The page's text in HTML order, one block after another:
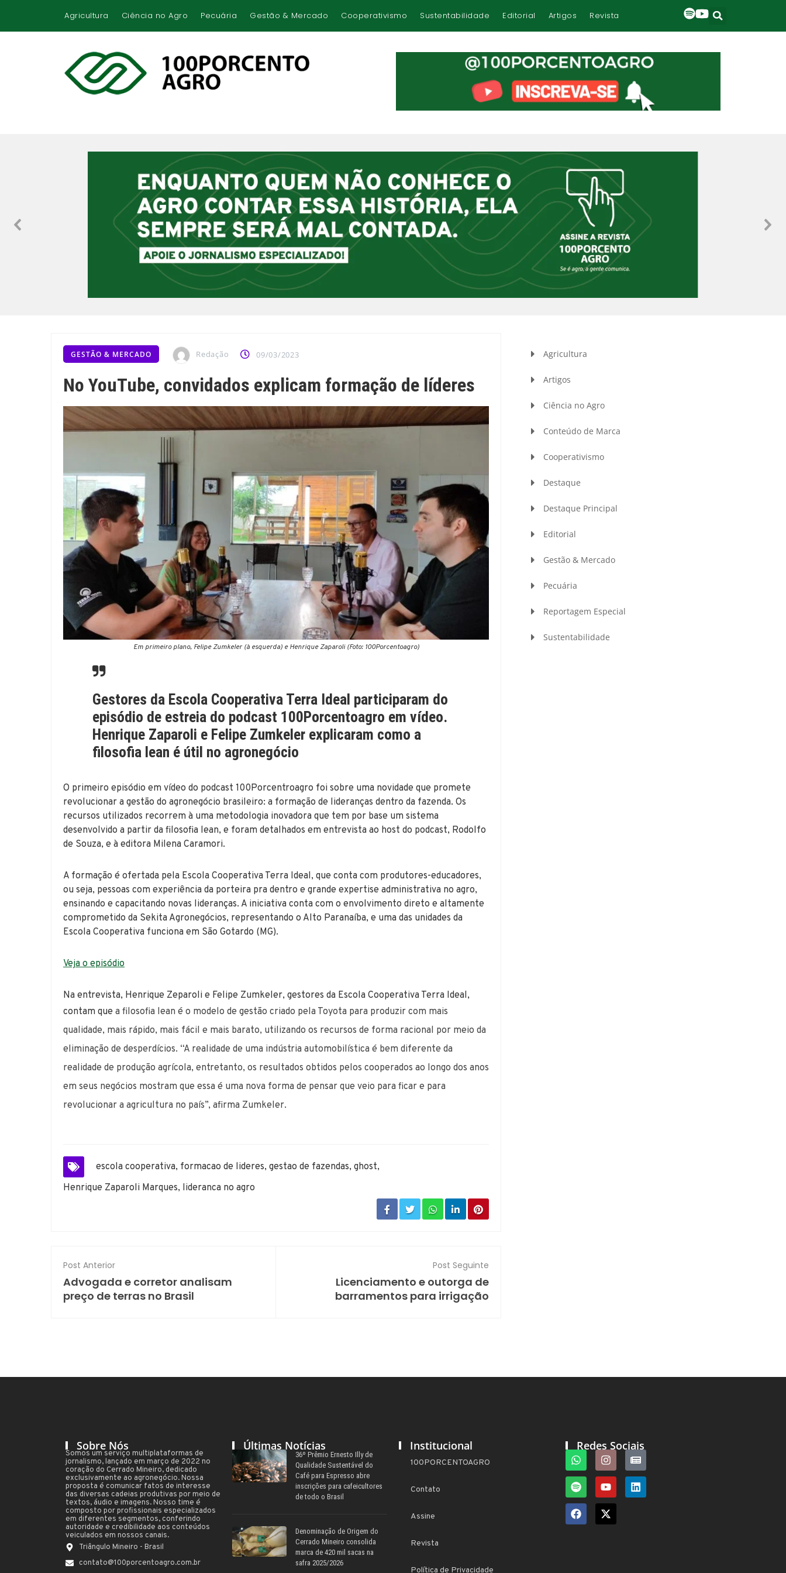
Agricultura Ciência no Agro Pecuária Gestão & Mercado Cooperativismo Sustentabilidade Editorial Artigos Revista
GESTÃO & MERCADO Redação 09/03/2023
No YouTube, convidados explicam formação de líderes
Em primeiro plano, Felipe Zumkeler (à esquerda) e Henrique Zaparoli (Foto: 100Porcentoagro)
Gestores da Escola Cooperativa Terra Ideal participaram do
episódio de estreia do podcast 100Porcentoagro em vídeo.
Henrique Zaparoli e Felipe Zumkeler explicaram como a
filosofia lean é útil no agronegócio
O primeiro episódio em vídeo do podcast 100Porcentroagro foi sobre uma novidade que promete
revolucionar a gestão do agronegócio brasileiro: a formação de lideranças dentro da fazenda. Os
recursos utilizados recorrem à uma metodologia inovadora que tem por base um sistema
desenvolvido a partir da filosofia lean, e foram detalhados em entrevista ao host do podcast, Rodolfo
de Souza, e à editora Milena Caramori.
A formação é ofertada pela Escola Cooperativa Terra Ideal, que conta com produtores-educadores,
ou seja, pessoas com experiência da porteira pra dentro e grande expertise administrativa no agro,
ensinando e capacitando novas lideranças. A iniciativa conta com o envolvimento direto e altamente
comprometido da Sekita Agronegócios, representando o Alto Paranaíba, e uma das unidades da
Escola Cooperativa funciona em São Gotardo (MG).
Veja o episódio
Na entrevista, Henrique Zeparoli e Felipe Zumkeler, gestores da Escola Cooperativa Terra Ideal,
contam que a filosofia lean é o modelo de gestão criado pela Toyota para produzir com mais
qualidade, mais rápido, mais fácil e mais barato, utilizando os recursos de forma racional por meio da
eliminação de desperdícios. “A realidade de uma indústria automobilística é bem diferente da
realidade de produção agrícola, entretanto, os resultados obtidos pelos cooperados ao longo dos anos
em seus negócios mostram que essa é uma nova forma de pensar que veio para ficar e para
revolucionar a agricultura no país”, afirma Zumkeler.
escola cooperativa, formacao de lideres, gestao de fazendas, ghost,
Henrique Zaparoli Marques, lideranca no agro
Post Anterior
Advogada e corretor analisam
preço de terras no Brasil
Post Seguinte
Licenciamento e outorga de
barramentos para irrigação
Agricultura
Artigos
Ciência no Agro
Conteúdo de Marca
Cooperativismo
Destaque
Destaque Principal
Editorial
Gestão & Mercado
Pecuária
Reportagem Especial
Sustentabilidade
Sobre Nós
Somos um serviço multiplataformas de
jornalismo, lançado em março de 2022 no
coração do Cerrado Mineiro, dedicado
exclusivamente ao agronegócio. Nossa
proposta é comunicar fatos de interesse
das diversas cadeias produtivas por meio de
textos, áudio e imagens. Nosso time é
composto por profissionais especializados
em diferentes segmentos, conferindo
autoridade e credibilidade aos conteúdos
veiculados em nossos canais.
Triângulo Mineiro - Brasil
contato@100porcentoagro.com.br
Últimas Notícias
36º Prêmio Ernesto Illy de
Qualidade Sustentável do
Café para Espresso abre
inscrições para cafeicultores
de todo o Brasil
Denominação de Origem do
Cerrado Mineiro consolida
marca de 420 mil sacas na
safra 2025/2026
Institucional
100PORCENTOAGRO
Contato
Assine
Revista
Política de Privacidade
Redes Sociais